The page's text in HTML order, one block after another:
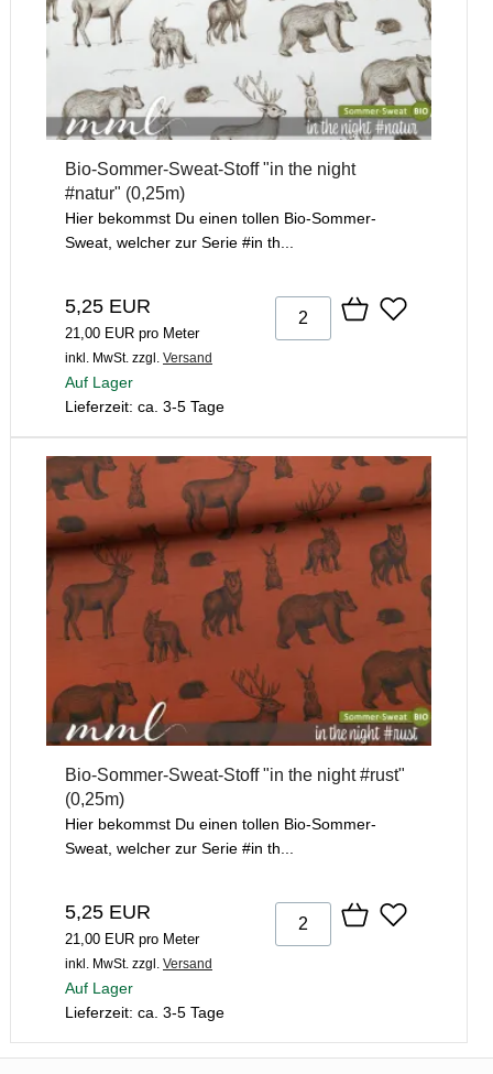
Bio-Sommer-Sweat-Stoff "in the night
#natur" (0,25m)
Hier bekommst Du einen tollen Bio-Sommer-
Sweat, welcher zur Serie #in th...
5,25 EUR
21,00 EUR pro Meter
inkl. MwSt. zzgl. Versand
Auf Lager
Lieferzeit: ca. 3-5 Tage
Bio-Sommer-Sweat-Stoff "in the night #rust"
(0,25m)
Hier bekommst Du einen tollen Bio-Sommer-
Sweat, welcher zur Serie #in th...
5,25 EUR
21,00 EUR pro Meter
inkl. MwSt. zzgl. Versand
Auf Lager
Lieferzeit: ca. 3-5 Tage